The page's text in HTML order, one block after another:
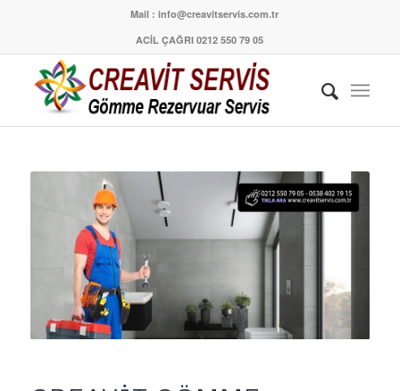
Mail : info@creavitservis.com.tr
ACİL ÇAĞRI 0212 550 79 05